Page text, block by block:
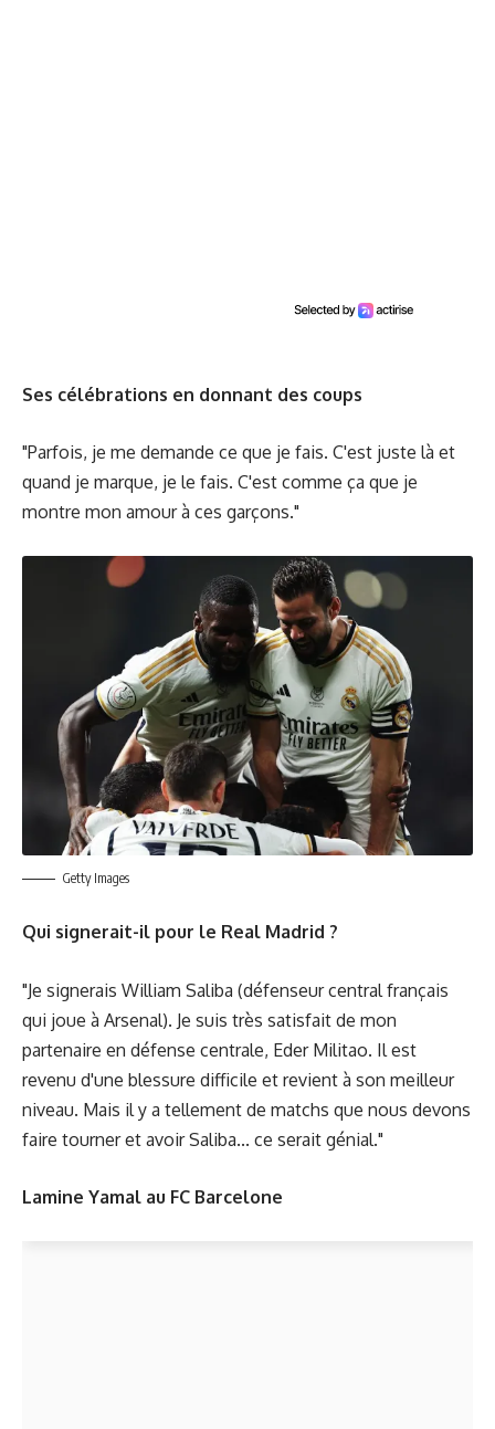
Ses célébrations en donnant des coups
"Parfois, je me demande ce que je fais. C'est juste là et
quand je marque, je le fais. C'est comme ça que je
montre mon amour à ces garçons."
Getty Images
Qui signerait-il pour le Real Madrid ?
"Je signerais William Saliba (défenseur central français
qui joue à Arsenal). Je suis très satisfait de mon
partenaire en défense centrale, Eder Militao. Il est
revenu d'une blessure difficile et revient à son meilleur
niveau. Mais il y a tellement de matchs que nous devons
faire tourner et avoir Saliba... ce serait génial."
Lamine Yamal au FC Barcelone